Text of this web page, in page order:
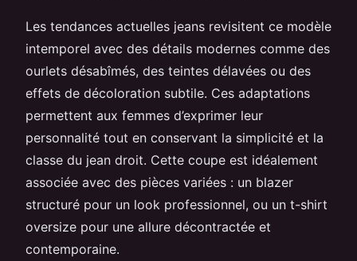
Les tendances actuelles jeans revisitent ce modèle
intemporel avec des détails modernes comme des
ourlets désabîmés, des teintes délavées ou des
effets de décoloration subtile. Ces adaptations
permettent aux femmes d’exprimer leur
personnalité tout en conservant la simplicité et la
classe du jean droit. Cette coupe est idéalement
associée avec des pièces variées : un blazer
structuré pour un look professionnel, ou un t-shirt
oversize pour une allure décontractée et
contemporaine.